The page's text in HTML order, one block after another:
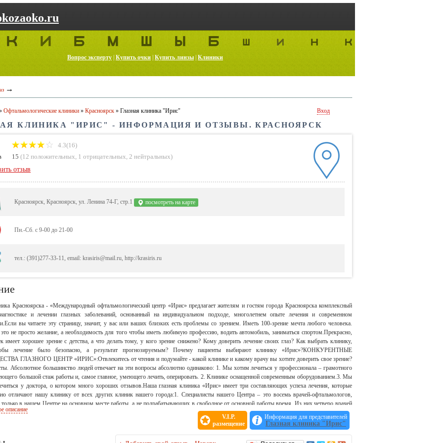
Вопрос эксперту Купить очки Купить линзы Клиники
→
Офтальмологические клиники » Красноярск » Глазная клиника "Ирис" Вход
КЛИНИКА "ИРИС" - ИНФОРМАЦИЯ И ОТЗЫВЫ. КРАСНОЯРСК
4.3(16)
15 (12 положительных, 1 отрицательных, 2 нейтральных)
отзыв
Красноярск, Красноярск, ул. Ленина 74-Г, стр.1 посмотреть на карте
Пн.-Сб. с 9-00 до 21-00
тел.: (391)277-33-11, email: krasiris@mail.ru, http://krasiris.ru
Красноярска - «Международный офтальмологический центр «Ирис» предлагает жителям и гостям города Красноярска комплексный
и лечении глазных заболеваний, основанный на индивидуальном подходе, многолетнем опыте лечения и современном
вы читаете эту страницу, значит, у вас или ваших близких есть проблемы со зрением. Иметь 100-зрение мечта любого человека.
не просто желание, а необходимость для того чтобы иметь любимую профессию, водить автомобиль, заниматься спортом.Прекрасно,
имеет хорошее зрение с детства, а что делать тому, у кого зрение снижено? Кому доверить лечение своих глаз? Как выбрать клинику,
лечение было безопасно, а результат прогнозируемым? Почему пациенты выбирают клинику «Ирис»?КОНКУРЕНТНЫЕ
ГЛАЗНОГО ЦЕНТР «ИРИС»:Отвлекитесь от чтения и подумайте - какой клинике и какому врачу вы хотите доверить свое зрение?
Абсолютное большинство людей отвечает на эти вопросы абсолютно одинаково: 1. Мы хотим лечиться у профессионала – грамотного
большой стаж работы и, самое главное, умеющего лечить, оперировать. 2. Клинике оснащенной современным оборудованием.3. Мы
у доктора, о котором много хороших отзывов.Наша глазная клиника «Ирис» имеет три составляющих успеха лечения, которые
отличают нашу клинику от всех других клиник нашего города:1. Специалисты нашего Центра – это восемь врачей-офтальмологов,
в нашем Центре на основном месте работы, а не подрабатывающих в свободное от основной работы время. Из них четверо врачей
класса: Тамара Леонидовна Манькова – Заслуженный врач России, врач высшей категории, много лет возглавляла отделение
хирургии в ККОКБ им. П.Г.Макарова. Ирина Викторовна Плотникова - к.м.н. врач высшей категории, с хирургическим стажем
Три года работа в хирургом-офтальмологом в Испании. Александр Вячеславович Татаренко – военврач, врач высшей категории. Более 5
в Германии. Владеет техникой хирургического лечения практически всех глазных заболеваний. Хирургический стаж
описание
V.I.P.
размещение
Информация для представителей
Глазная клиника "Ирис"